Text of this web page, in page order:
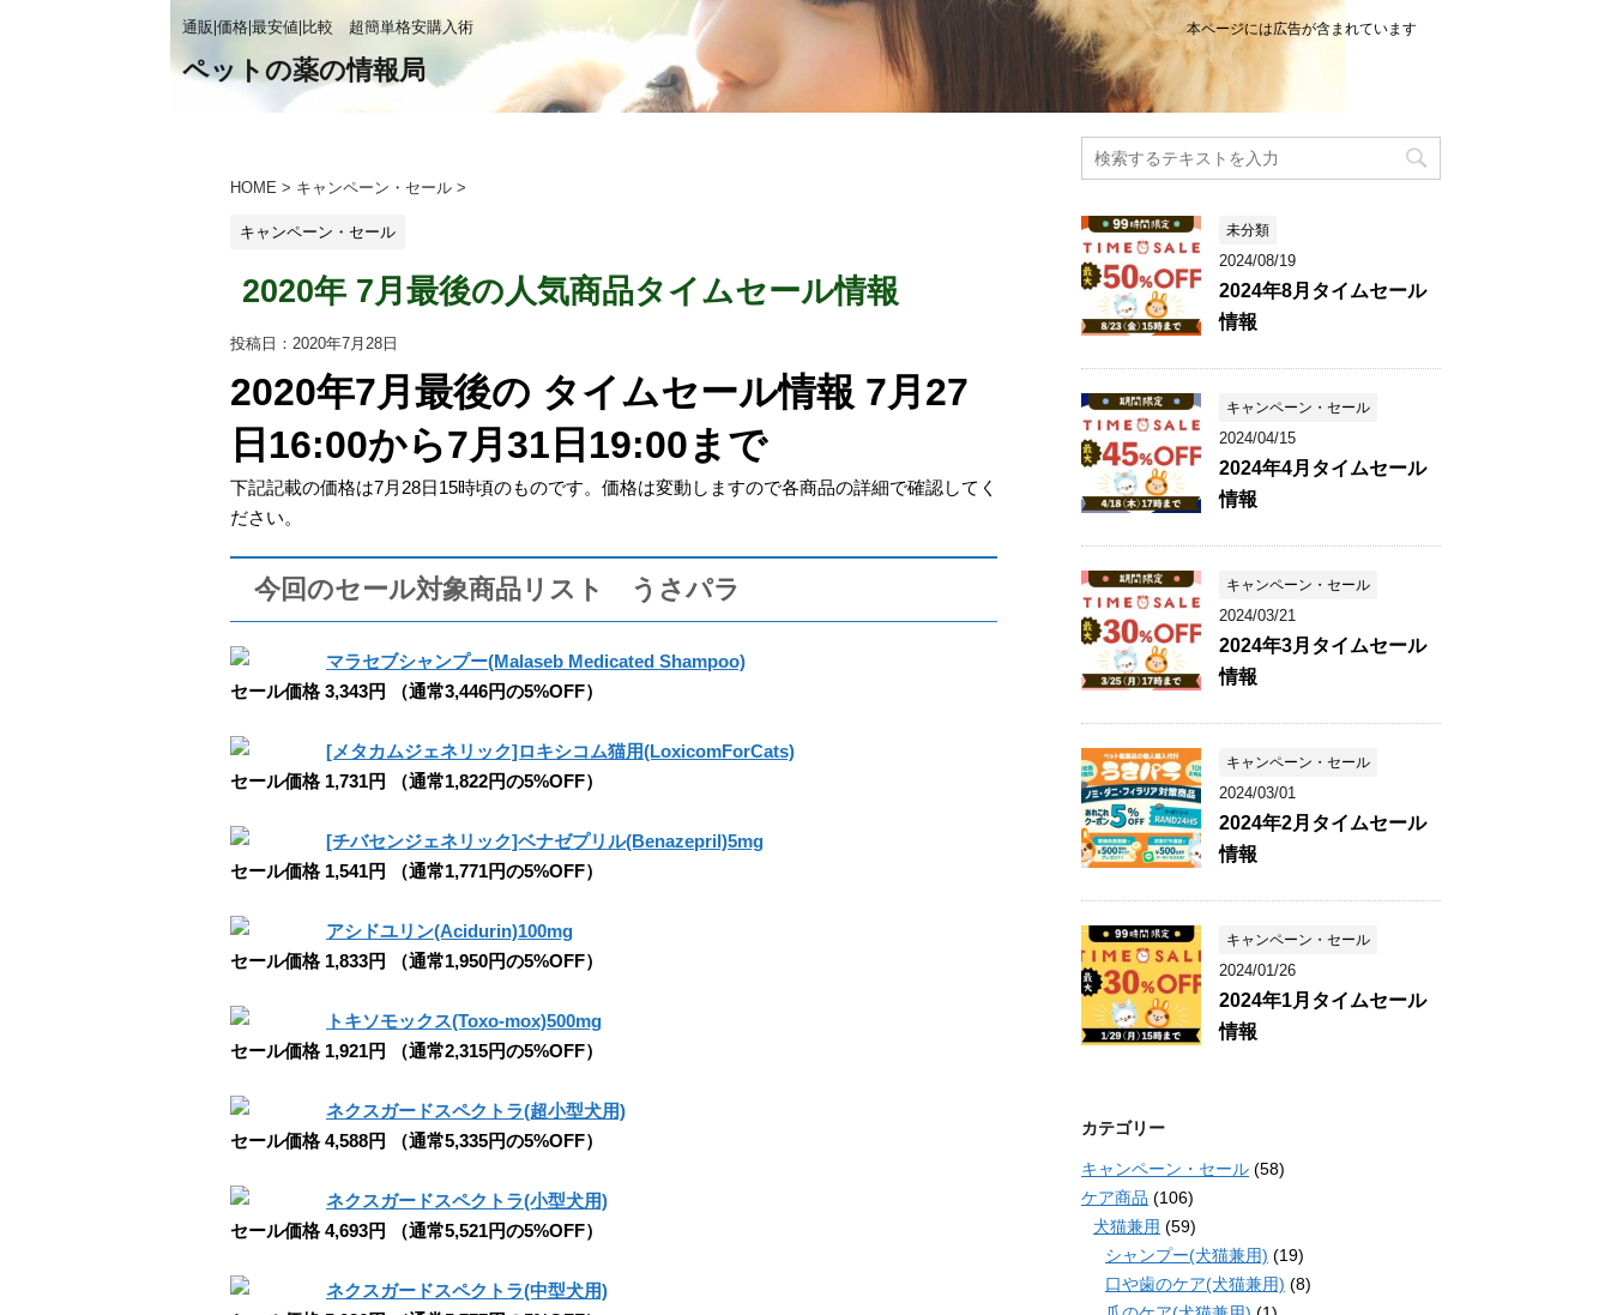
通販|価格|最安値|比較 超簡単格安購入術
ペットの薬の情報局
本ページには広告が含まれています
HOME > キャンペーン・セール >
キャンペーン・セール
2020年 7月最後の人気商品タイムセール情報
投稿日： 2020年7月28日
2020年7月最後の タイムセール情報 7月27
日16:00から7月31日19:00まで
下記記載の価格は7月28日15時頃のものです。価格は変動しますので各商品の詳細で確認してく
ださい。
今回のセール対象商品リスト うさパラ
マラセブシャンプー(Malaseb Medicated Shampoo)
セール価格 3,343円 （通常3,446円の5%OFF）
[メタカムジェネリック]ロキシコム猫用(LoxicomForCats)
セール価格 1,731円 （通常1,822円の5%OFF）
[チバセンジェネリック]ベナゼプリル(Benazepril)5mg
セール価格 1,541円 （通常1,771円の5%OFF）
アシドユリン(Acidurin)100mg
セール価格 1,833円 （通常1,950円の5%OFF）
トキソモックス(Toxo-mox)500mg
セール価格 1,921円 （通常2,315円の5%OFF）
ネクスガードスペクトラ(超小型犬用)
セール価格 4,588円 （通常5,335円の5%OFF）
ネクスガードスペクトラ(小型犬用)
セール価格 4,693円 （通常5,521円の5%OFF）
ネクスガードスペクトラ(中型犬用)
未分類
2024/08/19
2024年8月タイムセール
情報
キャンペーン・セール
2024/04/15
2024年4月タイムセール
情報
キャンペーン・セール
2024/03/21
2024年3月タイムセール
情報
キャンペーン・セール
2024/03/01
2024年2月タイムセール
情報
キャンペーン・セール
2024/01/26
2024年1月タイムセール
情報
カテゴリー
キャンペーン・セール (58)
ケア商品 (106)
犬猫兼用 (59)
シャンプー(犬猫兼用) (19)
口や歯のケア(犬猫兼用) (8)